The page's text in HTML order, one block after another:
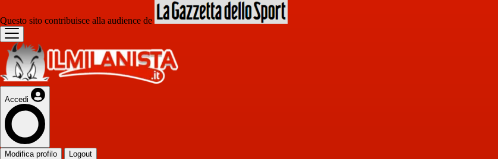
Questo sito contribuisce alla audience de
Accedi
Modifica profilo Logout